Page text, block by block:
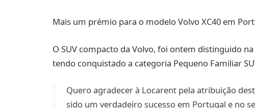
Mais um prémio para o modelo Volvo XC40 em
O SUV compacto da Volvo, foi ontem distinguido
tendo conquistado a categoria Pequeno Familiar
Quero agradecer à Locarent pela atribuição
sido um verdadeiro sucesso em Portugal e no